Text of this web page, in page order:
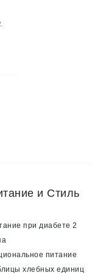
и Стиль
при диабете 2
питание
хлебных единиц